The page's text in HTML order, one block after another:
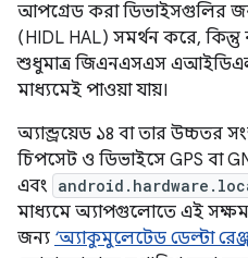
আপগ্রেড করা ডিভাইসগুলির
(HIDL HAL) সমর্থন করে,
শুধুমাত্র জিএনএসএস
মাধ্যমেই পাওয়া যায়।
অ্যান্ড্রয়েড ১৪ বা তার উচ্চতর
চিপসেট ও ডিভাইসে GPS বা
এবং
মাধ্যমে অ্যাপগুলোতে এই
জন্য ‘অ্যাকুমুলেটেড ডেল্টা